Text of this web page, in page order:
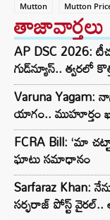
Mutton
Mutton
తాజావార్తలు
AP DSC 2026:
గుడ్‌న్యూస్.. త్వరలో
Varuna Yagam:
యాగం.. ముహూర్తం
FCRA Bill: ‘మా
ఘాటు సమాధానం
Sarfaraz Khan:
సర్ఫరాజ్ పోస్ట్ వైరల్..